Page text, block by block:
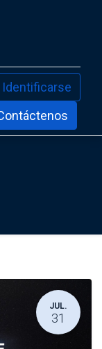
Identificarse
JUL.
31